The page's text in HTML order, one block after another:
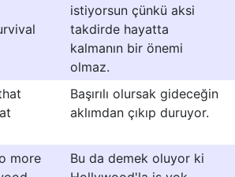
istiyorsun çünkü aksi
takdirde hayatta
kalmanın bir önemi
olmaz.
Başırılı olursak gideceğin
aklımdan çıkıp duruyor.
more
Bu da demek oluyor ki